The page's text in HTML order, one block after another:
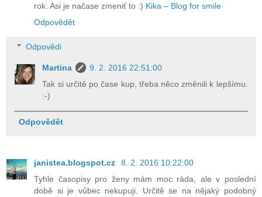
rok. Asi je načase zmeniť to :) Kika – Blog for smile
Odpovědět
Odpovědi
Martina
9. 2. 2016 22:51:00
Tak si určitě po čase kup, třeba něco změnili k lepšímu.
:-)
Odpovědět
janistea.blogspot.cz
8. 2. 2016 10:22:00
Tyhle časopisy pro ženy mám moc ráda, ale v poslední
době si je vůbec nekupuji. Určitě se na nějaký podobný